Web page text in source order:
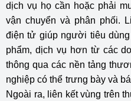
dịch vụ họ cần hoặc phải
vận chuyển và phân phối.
điện tử giúp người tiêu
phẩm, dịch vụ hơn từ các
thông qua các nền tảng
nghiệp có thể trưng bày và
Ngoài ra, liên kết vùng trên